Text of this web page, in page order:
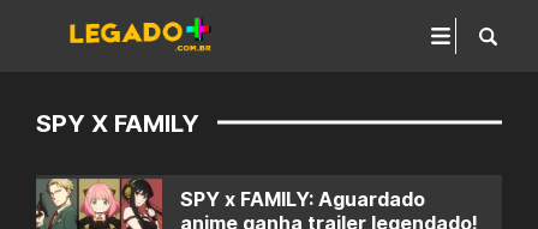
SPY X FAMILY
SPY x FAMILY: Aguardado
anime ganha trailer legendado!